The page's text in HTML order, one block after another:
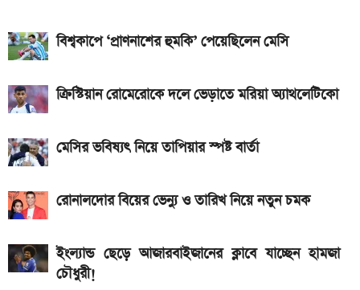
দাম
স্পেসিফিকেশন
বিশ্বকাপে ‘প্রাণনাশের হুমকি’ পেয়েছিলেন মেসি
ক্রিস্টিয়ান রোমেরোকে দলে ভেড়াতে মরিয়া অ্যাথলেটিকো
মেসির ভবিষ্যৎ নিয়ে তাপিয়ার স্পষ্ট বার্তা
রোনালদোর বিয়ের ভেন্যু ও তারিখ নিয়ে নতুন চমক
ইংল্যান্ড ছেড়ে আজারবাইজানের ক্লাবে যাচ্ছেন হামজা
চৌধুরী!